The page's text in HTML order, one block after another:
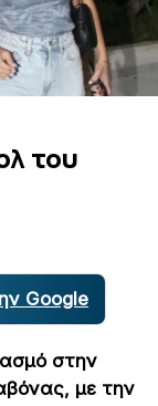
του
Google
στην
με την